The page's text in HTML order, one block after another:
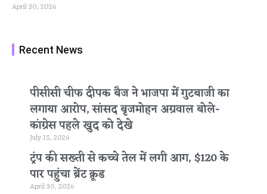
April 30, 2026
Recent News
पीसीसी चीफ दीपक बैज ने भाजपा में गुटबाजी का
लगाया आरोप, सांसद बृजमोहन अग्रवाल बोले-
कांग्रेस पहले खुद को देखे
July 15, 2026
ट्रंप की सख्ती से कच्चे तेल में लगी आग, $120 के
पार पहुंचा ब्रेंट क्रूड
April 30, 2026